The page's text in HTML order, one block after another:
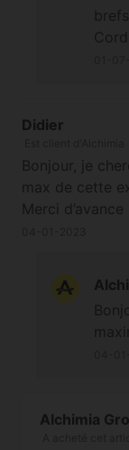
Didier
Bonjour, je
max de cette
Merci d’avance
Alchimia